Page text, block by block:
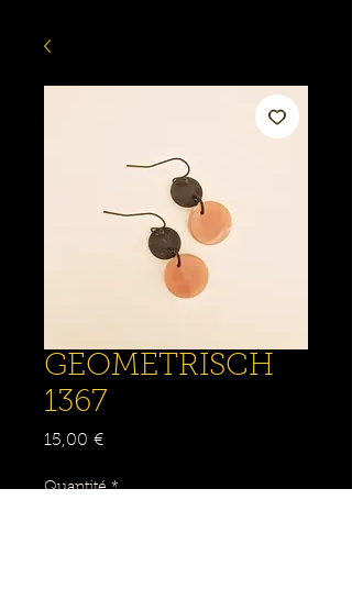
GEOMETRISCH
1367
15,00 €Prix
Quantité *